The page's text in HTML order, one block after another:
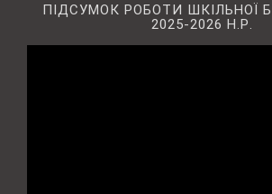
ПІДСУМОК РОБОТИ ШКІЛЬНОЇ
2025-2026 Н.Р.